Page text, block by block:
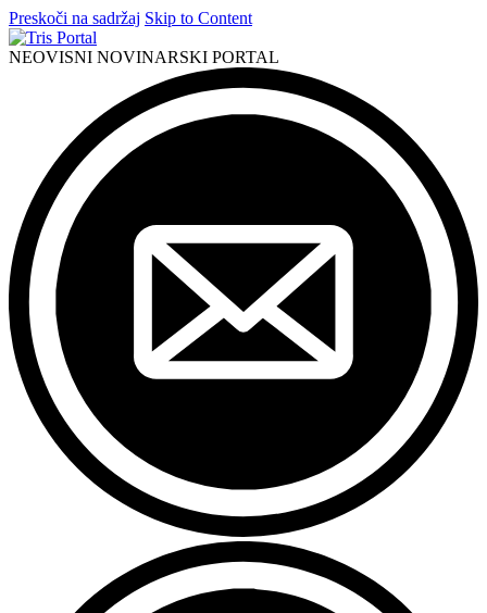
Preskoči na sadržaj Skip to Content
NEOVISNI NOVINARSKI PORTAL